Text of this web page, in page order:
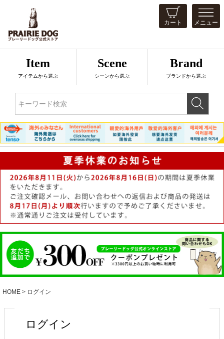
カート メニュー
Item
アイテムから選ぶ
Scene
シーンから選ぶ
Brand
ブランドから選ぶ
HOME ログイン
ログイン